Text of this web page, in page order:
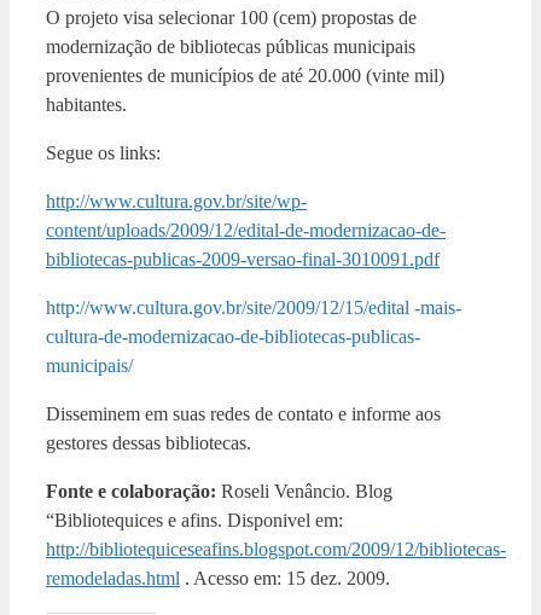
O projeto visa selecionar 100 (cem) propostas de
modernização de bibliotecas públicas municipais
provenientes de municípios de até 20.000 (vinte mil)
habitantes.
Segue os links:
http://www.cultura.gov.br/site/wp-
content/uploads/2009/12/edital-de-modernizacao-de-
bibliotecas-publicas-2009-versao-final-3010091.pdf
http://www.cultura.gov.br/site/2009/12/15/edital -mais-
cultura-de-modernizacao-de-bibliotecas-publicas-
municipais/
Disseminem em suas redes de contato e informe aos
gestores dessas bibliotecas.
Fonte e colaboração: Roseli Venâncio. Blog
“Bibliotequices e afins. Disponivel em:
http://bibliotequiceseafins.blogspot.com/2009/12/bibliotecas-
remodeladas.html . Acesso em: 15 dez. 2009.